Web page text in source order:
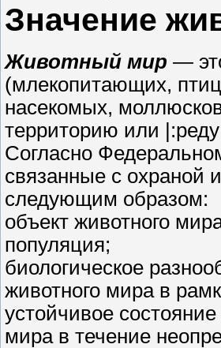
Значение
Животный мир —
(млекопитающих,
насекомых,
территорию или
Согласно
связанные с охраной
следующим образом:
объект животного
популяция;
биологическое
животного мира в
устойчивое
мира в течение